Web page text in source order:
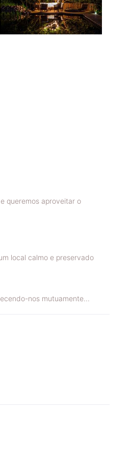
queremos aproveitar o
local calmo e preservado
nos mutuamente...